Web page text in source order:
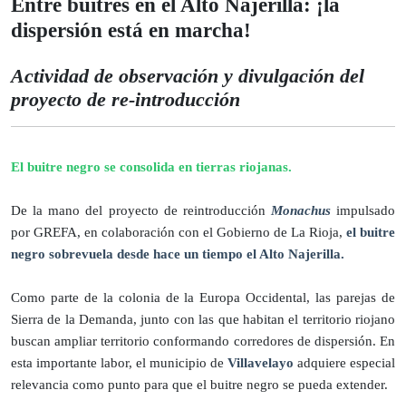
dispersión está en marcha!
Actividad de observación y divulgación del
proyecto de re-introducción
El buitre negro se consolida en tierras riojanas.
De la mano del proyecto de reintroducción Monachus impulsado
por GREFA, en colaboración con el Gobierno de La Rioja, el buitre
negro sobrevuela desde hace un tiempo el Alto Najerilla.
Como parte de la colonia de la Europa Occidental, las parejas de
Sierra de la Demanda, junto con las que habitan el territorio riojano
buscan ampliar territorio conformando corredores de dispersión. En
esta importante labor, el municipio de Villavelayo adquiere especial
relevancia como punto para que el buitre negro se pueda extender.